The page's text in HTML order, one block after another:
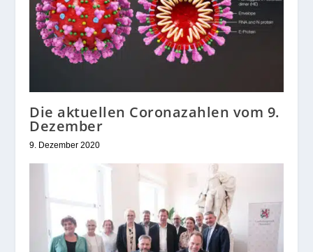
Die aktuellen Coronazahlen vom 9.
Dezember
9. Dezember 2020